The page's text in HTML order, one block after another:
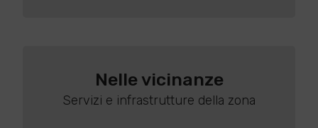
Nelle vicinanze
Servizi e infrastrutture della zona